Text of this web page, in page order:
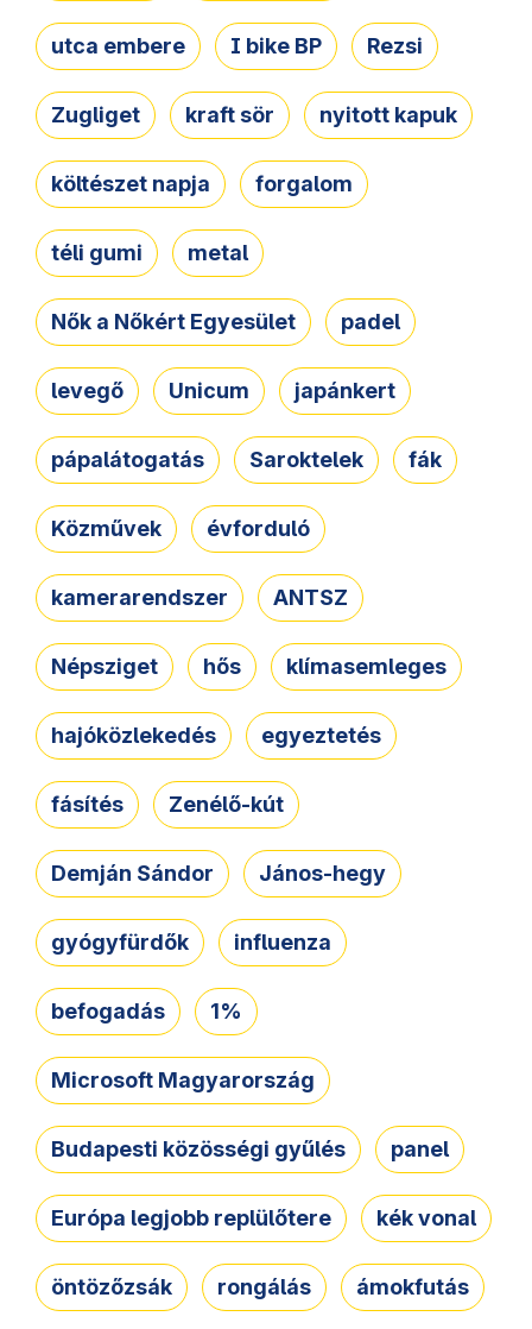
utca embere I bike BP Rezsi
Zugliget kraft sör nyitott kapuk
költészet napja forgalom
téli gumi metal
Nők a Nőkért Egyesület padel
levegő Unicum japánkert
pápalátogatás Saroktelek fák
Közművek évforduló
kamerarendszer ANTSZ
Népsziget hős klímasemleges
hajóközlekedés egyeztetés
fásítés Zenélő-kút
Demján Sándor János-hegy
gyógyfürdők influenza
befogadás 1%
Microsoft Magyarország
Budapesti közösségi gyűlés panel
Európa legjobb replülőtere kék vonal
öntözőzsák rongálás ámokfutás